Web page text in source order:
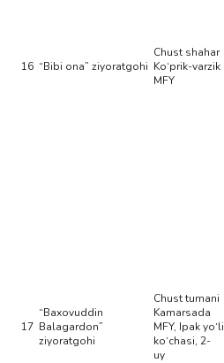
16 “Bibi ona” ziyoratgohi
Chust shahar
Ko‘prik-varzik
MFY
17
“Baxovuddin
Balagardon”
ziyoratgohi
Chust tumani
Kamarsada
MFY, Ipak yo‘li
ko‘chasi, 2-
uy